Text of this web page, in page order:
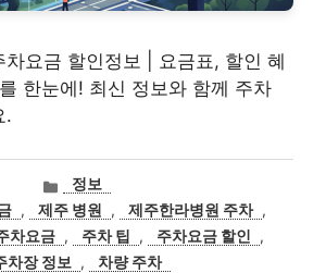
요금 할인정보 | 요금표, 할인 혜
한눈에! 최신 정보와 함께 주차
.
카
테
고
리
정보
, 제주 병원 , 제주한라병원 주차 ,
차요금 , 주차 팁 , 주차요금 할인
,
차장 정보
, 차량 주차